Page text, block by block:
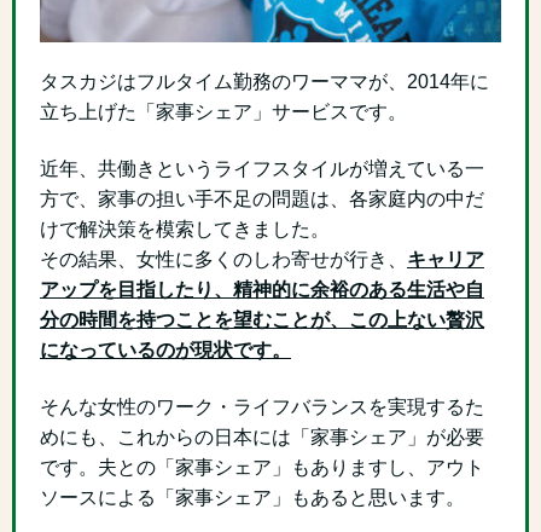
タスカジはフルタイム勤務のワーママが、2014年に
立ち上げた「家事シェア」サービスです。
近年、共働きというライフスタイルが増えている一
方で、家事の担い手不足の問題は、各家庭内の中だ
けで解決策を模索してきました。
その結果、女性に多くのしわ寄せが行き、 キャリア
アップを目指したり、精神的に余裕のある生活や自
分の時間を持つことを望むことが、この上ない贅沢
になっているのが現状です。
そんな女性のワーク・ライフバランスを実現するた
めにも、これからの日本には「家事シェア」が必要
です。夫との「家事シェア」もありますし、アウト
ソースによる「家事シェア」もあると思います。